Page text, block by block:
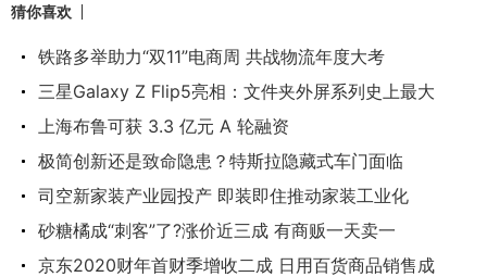
猜你喜欢
铁路多举助力“双11”电商周 共战物流年度大考
三星Galaxy Z Flip5亮相：文件夹外屏系列史上最大
上海布鲁可获 3.3 亿元 A 轮融资
极简创新还是致命隐患？特斯拉隐藏式车门面临
司空新家装产业园投产 即装即住推动家装工业化
砂糖橘成“刺客”了?涨价近三成 有商贩一天卖一
京东2020财年首财季增收二成 日用百货商品销售成